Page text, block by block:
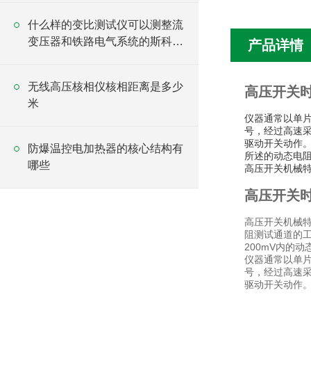
什么样的变比测试仪可以测整流
变压器和铁路电气系统的斯科特
无线高压核相仪核相距离是多少
米
防爆温控电加热器的核心结构有
哪些
产品详情
高压开关
仪器通常以单
号，经过高速
驱动开关动作
所述的动态电
高压开关机械
高压开关
高压开关机械
阻测试通道的
200mV内的动
仪器通常以单
号，经过高速
驱动开关动作